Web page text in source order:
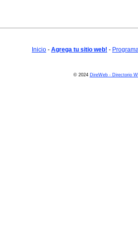
Inicio - Agrega tu sitio web! -
© 2024 DireWeb - Directorio